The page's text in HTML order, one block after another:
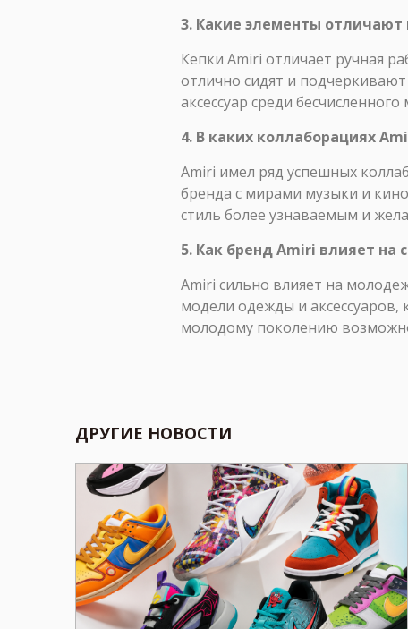
3. Какие элементы отличают
Кепки Amiri отличает ручная
отлично сидят и
аксессуар среди
4. В каких коллаборациях
Amiri имел ряд успешных
бренда с мирами музыки и
стиль более узнаваемым и
5. Как бренд Amiri влияет
Amiri сильно влияет на
модели одежды и
молодому поколению
ДРУГИЕ НОВОСТИ